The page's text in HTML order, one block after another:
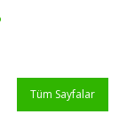
Tüm Sayfalar